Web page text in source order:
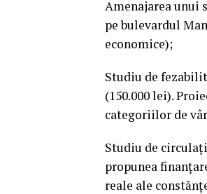
Amenajarea unui
pe bulevardul
economice);
Studiu de
(150.000 lei).
categoriilor de
Studiu de
propunea
reale ale